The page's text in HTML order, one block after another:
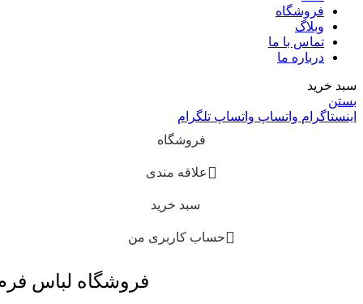
فروشگاه
وبلاگ
تماس با ما
درباره ما
سبد خرید
بستن
اینستاگرام واتساپ واتساپ تلگرام
فروشگاه
علاقه مندی
سبد خرید
حساب کاربری من
فروشگاه لباس